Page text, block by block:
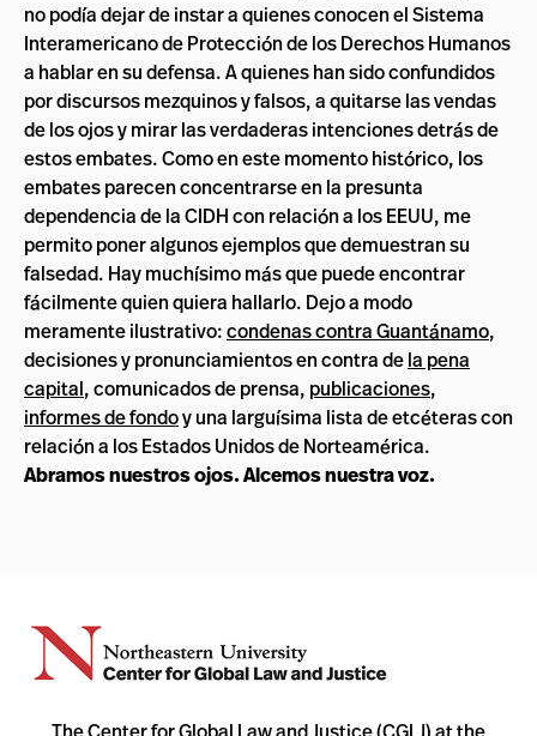
no podía dejar de instar a quienes conocen el Sistema
Interamericano de Protección de los Derechos Humanos
a hablar en su defensa. A quienes han sido confundidos
por discursos mezquinos y falsos, a quitarse las vendas
de los ojos y mirar las verdaderas intenciones detrás de
estos embates. Como en este momento histórico, los
embates parecen concentrarse en la presunta
dependencia de la CIDH con relación a los EEUU, me
permito poner algunos ejemplos que demuestran su
falsedad. Hay muchísimo más que puede encontrar
fácilmente quien quiera hallarlo. Dejo a modo
meramente ilustrativo:condenas contra Guantánamo,
decisiones y pronunciamientos en contra dela pena
capital, comunicados de prensa, publicaciones,
informes de fondoy una larguísima lista de etcéteras con
relación a los Estados Unidos de Norteamérica.
Abramos nuestros ojos. Alcemos nuestra voz.